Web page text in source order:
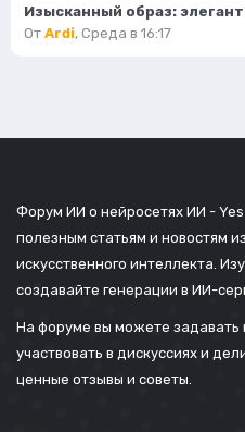
От Ardi, Среда в 16:17
Форум ИИ о нейросетях ИИ -
полезным статьям и новостям
искусственного интеллекта.
создавайте генерации в ИИ-
На форуме вы можете задавать
участвовать в дискуссиях и
ценные отзывы и советы.